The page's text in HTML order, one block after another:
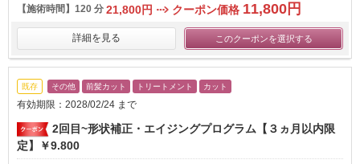
【施術時間】 120 分 21,800円 クーポン価格 11,800円
詳細を見る このクーポンを選択する
既存 その他 前髪カット トリートメント カット
有効期限：2028/02/24 まで
2回目~形状補正・エイジングプログラム【３ヵ月以内限
定】￥9.800